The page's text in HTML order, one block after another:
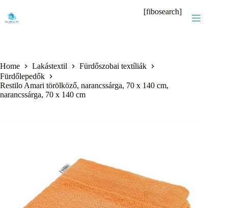
content
[fibosearch]
Home Lakástextil
Fürdőszobai textíliák
Fürdőlepedők
Restilo Amari törölköző, narancssárga, 70 x 140 cm,
narancssárga, 70 x 140 cm